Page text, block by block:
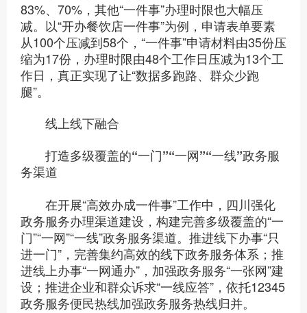
83%、70%，其他“一件事”办理时限也大幅压
减。以“开办餐饮店一件事”为例，申请表单要素
从100个压减到58个，“一件事”申请材料由35份压
缩为17份，办理时限由48个工作日压减为13个工
作日，真正实现了让“数据多跑路、群众少跑
腿”。
线上线下融合
打造多级覆盖的“一门”“一网”“一线”政务服
务渠道
在开展“高效办成一件事”工作中，四川强化
政务服务办理渠道建设，构建完善多级覆盖的“一
门”“一网”“一线”政务服务渠道。推进线下办事“只
进一门”，完善集约高效的线下政务服务体系；推
进线上办事“一网通办”，加强政务服务“一张网”建
设；推进企业和群众诉求“一线应答”，依托12345
政务服务便民热线加强政务服务热线归并。